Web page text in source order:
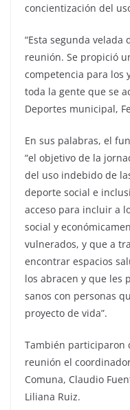
concientización del
“Esta segunda
reunión. Se propició
competencia para los
toda la gente que se
Deportes municipal,
En sus palabras, el
“el objetivo de la
del uso indebido de
deporte social e
acceso para incluir a
social y
vulnerados, y que a
encontrar espacios
los abracen y que les
sanos con personas
proyecto de vida”.
También participaron
reunión el
Comuna, Claudio
Liliana Ruiz.